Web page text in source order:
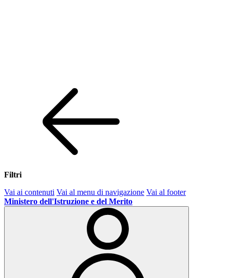
Filtri
Vai ai contenuti Vai al menu di navigazione Vai al footer
Ministero dell'Istruzione e del Merito